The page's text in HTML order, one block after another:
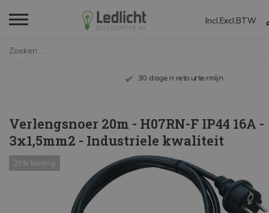
Incl. Excl. BTW
Tot 10 jaar garantie
Verlengsnoer 20m - H07RN-F IP44 16A -
3x1,5mm2 - Industriele kwaliteit
25% korting